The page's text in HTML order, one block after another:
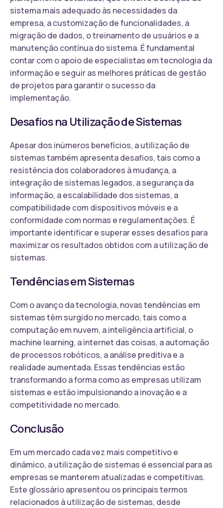
sistema mais adequado às necessidades da
empresa, a customização de funcionalidades, a
migração de dados, o treinamento de usuários e a
manutenção contínua do sistema. É fundamental
contar com o apoio de especialistas em tecnologia da
informação e seguir as melhores práticas de gestão
de projetos para garantir o sucesso da
implementação.
Desafios na Utilização de Sistemas
Apesar dos inúmeros benefícios, a utilização de
sistemas também apresenta desafios, tais como a
resistência dos colaboradores à mudança, a
integração de sistemas legados, a segurança da
informação, a escalabilidade dos sistemas, a
compatibilidade com dispositivos móveis e a
conformidade com normas e regulamentações. É
importante identificar e superar esses desafios para
maximizar os resultados obtidos com a utilização de
sistemas.
Tendências em Sistemas
Com o avanço da tecnologia, novas tendências em
sistemas têm surgido no mercado, tais como a
computação em nuvem, a inteligência artificial, o
machine learning, a internet das coisas, a automação
de processos robóticos, a análise preditiva e a
realidade aumentada. Essas tendências estão
transformando a forma como as empresas utilizam
sistemas e estão impulsionando a inovação e a
competitividade no mercado.
Conclusão
Em um mercado cada vez mais competitivo e
dinâmico, a utilização de sistemas é essencial para as
empresas se manterem atualizadas e competitivas.
Este glossário apresentou os principais termos
relacionados à utilização de sistemas, desde